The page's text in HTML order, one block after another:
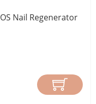
Nail Regenerator